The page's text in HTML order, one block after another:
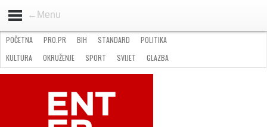
←Menu
STANDARD
GOSPODARSTVO
OKRUŽENJE
POČETNA PRO.PR BIH STANDARD
POLITIKA
KULTURA
OKRUŽENJE SPORT SVIJET
GLAZBA
NATJEČAJI
FILMING LOCATION IN BH KONTAKT